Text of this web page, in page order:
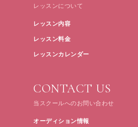
レッスンについて
レッスン内容
レッスン料金
レッスンカレンダー
CONTACT US
当スクールへのお問い合わせ
オーディション情報